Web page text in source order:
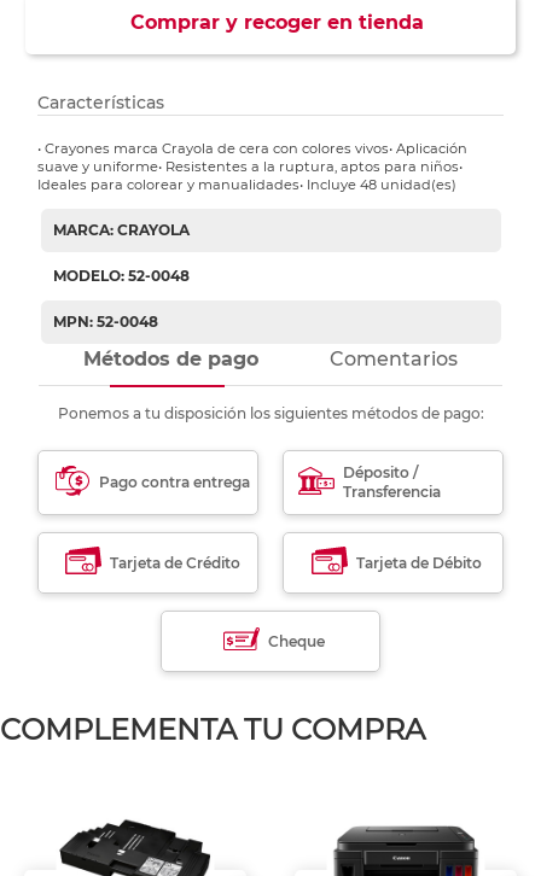
Comprar y recoger en tienda
Características
• Crayones marca Crayola de cera con colores vivos• Aplicación
suave y uniforme• Resistentes a la ruptura, aptos para niños•
Ideales para colorear y manualidades• Incluye 48 unidad(es)
MARCA: CRAYOLA
MODELO: 52-0048
MPN: 52-0048
Métodos de pago Comentarios
Ponemos a tu disposición los siguientes métodos de pago:
Pago contra entrega
Déposito /
Transferencia
Tarjeta de Crédito Tarjeta de Débito
Cheque
COMPLEMENTA TU COMPRA